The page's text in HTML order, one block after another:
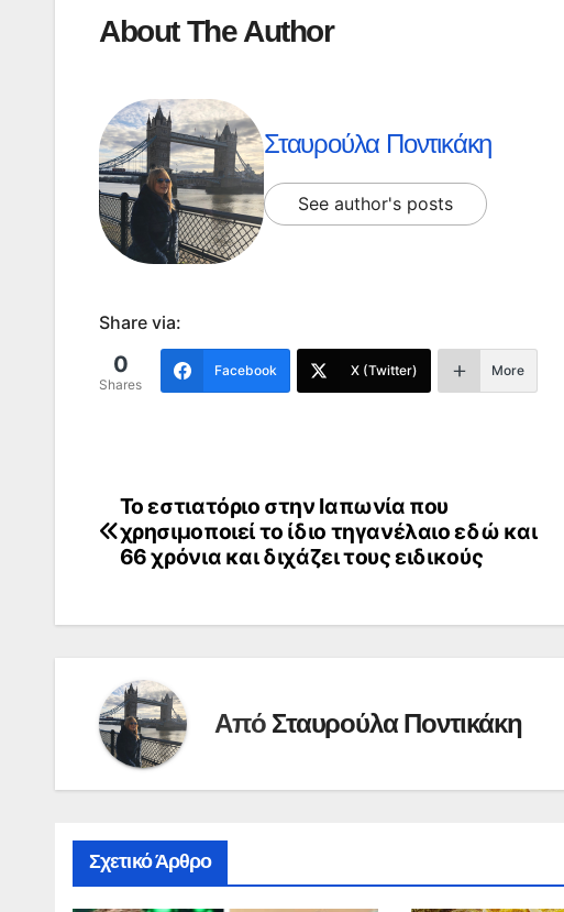
About The Author
Σταυρούλα Ποντικάκη
See author's posts
Share via:
0
Shares
Facebook X (Twitter) More
Πλοήγηση
άρθρων
Το εστιατόριο στην Ιαπωνία που
χρησιμοποιεί το ίδιο τηγανέλαιο εδώ και
66 χρόνια και διχάζει τους ειδικούς
Από Σταυρούλα Ποντικάκη
Σχετικό Άρθρο